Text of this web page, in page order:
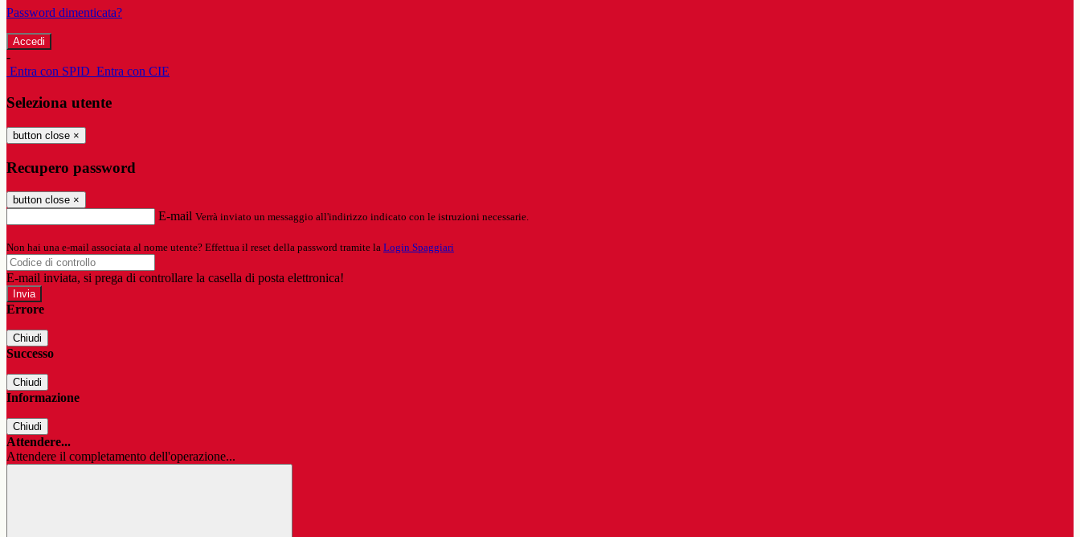
Password dimenticata?
-
Entra con SPID Entra con CIE
Seleziona utente
button close ×
Recupero password
button close ×
E-mail Verrà inviato un messaggio all'indirizzo indicato con le istruzioni necessarie.
Non hai una e-mail associata al nome utente? Effettua il reset della password tramite la Login Spaggiari
E-mail inviata, si prega di controllare la casella di posta elettronica!
Errore
Chiudi
Successo
Chiudi
Informazione
Chiudi
Attendere...
Attendere il completamento dell'operazione...